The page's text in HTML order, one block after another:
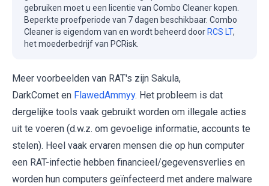
gebruiken moet u een licentie van Combo Cleaner kopen.
Beperkte proefperiode van 7 dagen beschikbaar. Combo
Cleaner is eigendom van en wordt beheerd door RCS LT,
het moederbedrijf van PCRisk.
Meer voorbeelden van RAT's zijn Sakula,
DarkComet en FlawedAmmyy. Het probleem is dat
dergelijke tools vaak gebruikt worden om illegale acties
uit te voeren (d.w.z. om gevoelige informatie, accounts te
stelen). Heel vaak ervaren mensen die op hun computer
een RAT-infectie hebben financieel/gegevensverlies en
worden hun computers geïnfecteerd met andere malware